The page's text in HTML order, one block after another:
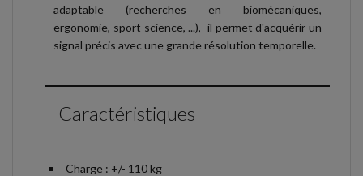
adaptable (recherches en biomécaniques,
ergonomie, sport science, ...), il permet d'acquérir un
signal précis avec une grande résolution temporelle.
Caractéristiques
Charge : +/- 110 kg